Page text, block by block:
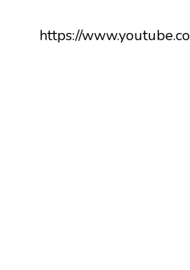
https://